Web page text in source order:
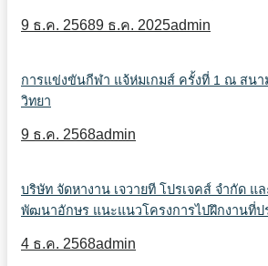
9 ธ.ค. 25689 ธ.ค. 2025admin
การแข่งขันกีฬา แจ้ห่มเกมส์ ครั้งที่ 1 ณ สนา
วิทยา
9 ธ.ค. 2568admin
บริษัท จัดหางาน เจวายที โปรเจคส์ จำกัด แ
พัฒนาอักษร แนะแนวโครงการไปฝึกงานที่ป
4 ธ.ค. 2568admin